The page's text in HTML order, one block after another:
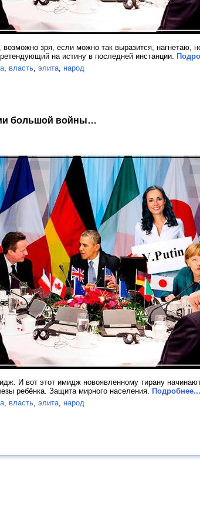
зря, если можно так выразится, нагнетаю,
на истину в последней инстанции.
, власть, элита, народ
большой войны…
И вот этот имидж новоявленному тирану
ребёнка. Защита мирного населения. Подробнее...
, власть, элита, народ